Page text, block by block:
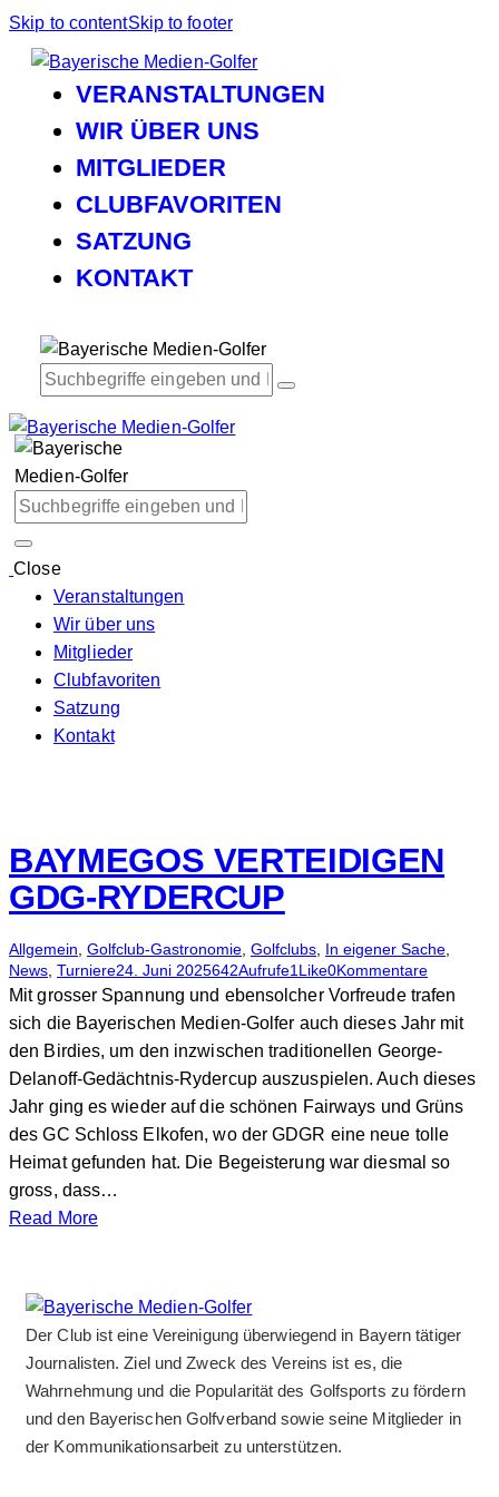
Skip to contentSkip to footer
VERANSTALTUNGEN
WIR ÜBER UNS
MITGLIEDER
CLUBFAVORITEN
SATZUNG
KONTAKT
Close
Veranstaltungen
Wir über uns
Mitglieder
Clubfavoriten
Satzung
Kontakt
BAYMEGOS VERTEIDIGEN
GDG-RYDERCUP
Allgemein Golfclub-Gastronomie Golfclubs In eigener Sache
News Turniere24. Juni 2025642Aufrufe1 Like0Kommentare
Mit grosser Spannung und ebensolcher Vorfreude trafen
sich die Bayerischen Medien-Golfer auch dieses Jahr mit
den Birdies, um den inzwischen traditionellen George-
Delanoff-Gedächtnis-Rydercup auszuspielen. Auch dieses
Jahr ging es wieder auf die schönen Fairways und Grüns
des GC Schloss Elkofen, wo der GDGR eine neue tolle
Heimat gefunden hat. Die Begeisterung war diesmal so
gross, dass…
Read More
Der Club ist eine Vereinigung überwiegend in Bayern tätiger
Journalisten. Ziel und Zweck des Vereins ist es, die
Wahrnehmung und die Popularität des Golfsports zu fördern
und den Bayerischen Golfverband sowie seine Mitglieder in
der Kommunikationsarbeit zu unterstützen.